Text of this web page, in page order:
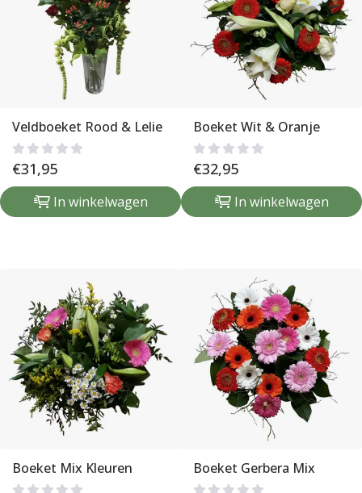
Veldboeket Rood & Lelie
€31,95
In winkelwagen
Boeket Wit & Oranje
€32,95
In winkelwagen
Boeket Mix Kleuren Boeket Gerbera Mix